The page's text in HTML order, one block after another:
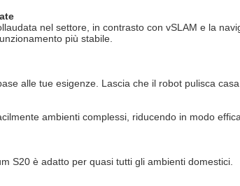
nel settore, in contrasto con vSLAM e la
più stabile.
alle tue esigenze. Lascia che il robot pulisca
ambienti complessi, riducendo in modo
S20 è adatto per quasi tutti gli ambienti domestici.